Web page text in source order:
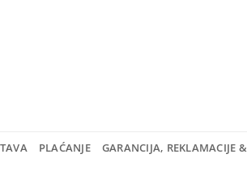
PLAĆANJE GARANCIJA, REKLAMACIJE